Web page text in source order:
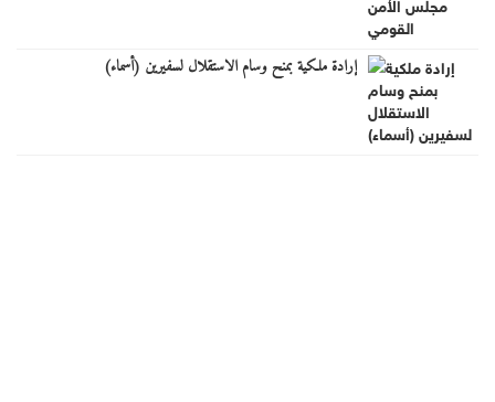
إرادة ملكية بمنح وسام الاستقلال لسفيرين (أسماء)